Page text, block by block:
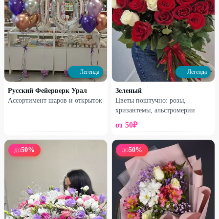
Легенда
Взрыв-шар на девичник
2090₽ 4200₽
Легенда
Набор шаров «Ам-ням»
2790₽5600
Легенда
Русский Фейерверк Урал
Ассортимент шаров и открыток
Легенда
Зеленый
Цветы поштучно: розы,
хризантемы, альстромерии
от 50₽
ДО50% ДО50%